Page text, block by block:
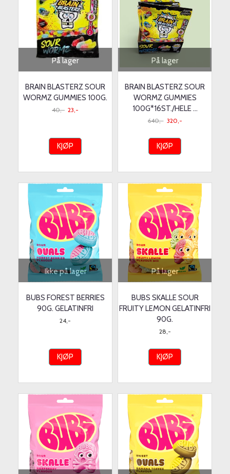
På lager
BRAIN BLASTERZ SOUR
WORMZ GUMMIES 100G.
40,- 23,-
KJØP
På lager
BRAIN BLASTERZ SOUR
WORMZ GUMMIES
100G*16ST./HELE ...
640,- 320,-
KJØP
Ikke på lager
BUBS FOREST BERRIES
90G. GELATINFRI
24,-
KJØP
På lager
BUBS SKALLE SOUR
FRUITY LEMON GELATINFRI
90G.
28,-
KJØP